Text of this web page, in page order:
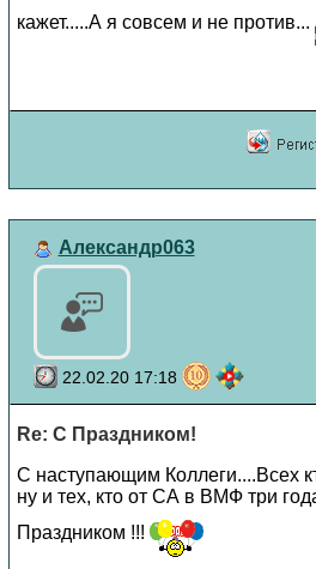
кажет.....А я совсем и не против...
Александр063
22.02.20 17:18
Re: С Праздником!
С наступающим Коллеги....Всех
ну и тех, кто от СА в ВМФ три
Праздником !!!